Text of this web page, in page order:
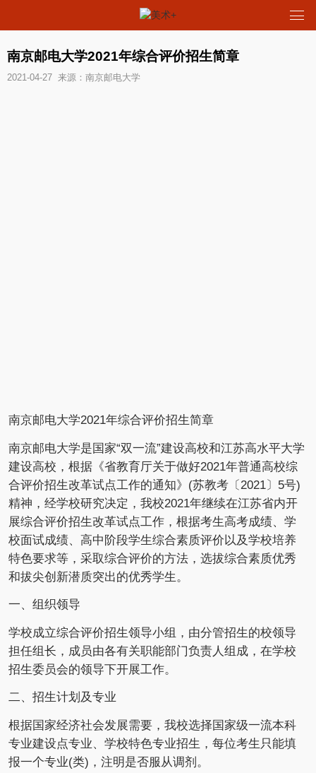
南京邮电大学2021年综合评价招生简章
2021-04-27 来源：南京邮电大学
南京邮电大学2021年综合评价招生简章
南京邮电大学是国家“双一流”建设高校和江苏高水平大学
建设高校，根据《省教育厅关于做好2021年普通高校综
合评价招生改革试点工作的通知》(苏教考〔2021〕5号)
精神，经学校研究决定，我校2021年继续在江苏省内开
展综合评价招生改革试点工作，根据考生高考成绩、学
校面试成绩、高中阶段学生综合素质评价以及学校培养
特色要求等，采取综合评价的方法，选拔综合素质优秀
和拔尖创新潜质突出的优秀学生。
一、组织领导
学校成立综合评价招生领导小组，由分管招生的校领导
担任组长，成员由各有关职能部门负责人组成，在学校
招生委员会的领导下开展工作。
二、招生计划及专业
根据国家经济社会发展需要，我校选择国家级一流本科
专业建设点专业、学校特色专业招生，每位考生只能填
报一个专业(类)，注明是否服从调剂。